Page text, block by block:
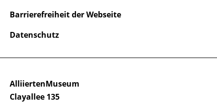
AlliiertenMuseum
Clayallee 135
Barrierefreiheit der Webseite
Datenschutz